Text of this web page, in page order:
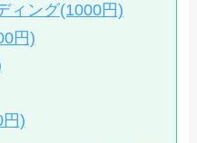
ィング(1000円)
円)
)